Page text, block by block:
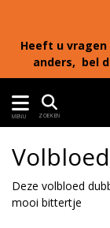
Heeft u
anders, bel
MENU ZOEKEN
Deze volbloed
mooi bittertje